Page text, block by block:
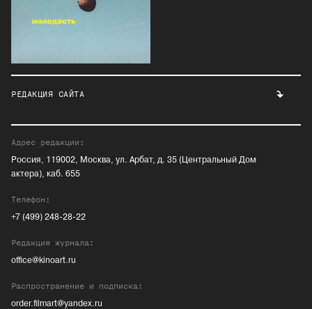
РЕДАКЦИЯ САЙТА
Адрес редакции:
Россия, 119002, Москва, ул. Арбат, д. 35 (Центральный Дом
актера), каб. 655
Телефон:
+7 (499) 248-28-22
Редакция журнала:
office@kinoart.ru
Распространение и подписка:
order.filmart@yandex.ru